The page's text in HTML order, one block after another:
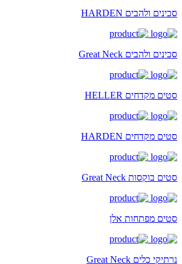
סכינים ולהבים HARDEN
סכינים ולהבים Great Neck
סטים מקדחים HELLER
סטים מקדחים HARDEN
סטים בוקסות Great Neck
סטים מפתחות אלן
נרתיקי כלים Great Neck